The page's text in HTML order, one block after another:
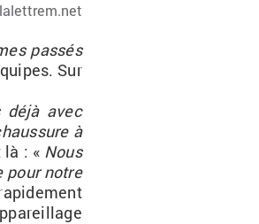
pas­sés
Sur
déjà avec
à
là : « Nous
pour notre